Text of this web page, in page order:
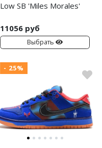
Low SB 'Miles Morales'
11056 руб
Выбрать
- 25%